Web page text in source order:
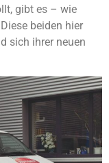
gibt es – wie
beiden hier
sich ihrer neuen